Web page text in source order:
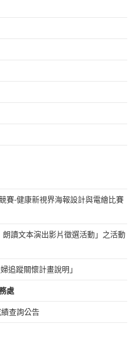
賽-健康新視界海報設計與電繪比賽
讀文本演出影片徵選活動」之活動
追蹤關懷計畫說明」
處
查詢公告